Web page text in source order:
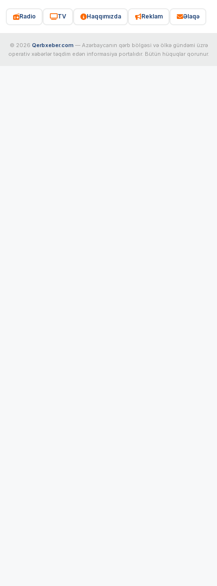
Radio TV Haqqımızda Reklam Əlaqə
© 2026 Qerbxeber.com — Azərbaycanın qərb bölgəsi və ölkə gündəmi üzrə
operativ xəbərlər təqdim edən informasiya portalıdır. Bütün hüquqlar qorunur.